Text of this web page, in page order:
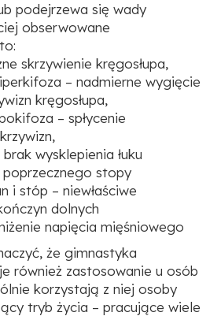
podejrzewa się wady
obserwowane
skrzywienie kręgosłupa,
– nadmierne wygięcie
kręgosłupa,
– spłycenie
brak wysklepienia łuku
poprzecznego stopy
i stóp – niewłaściwe
dolnych
napięcia mięśniowego
że gimnastyka
również zastosowanie u osób
korzystają z niej osoby
tryb życia – pracujące wiele